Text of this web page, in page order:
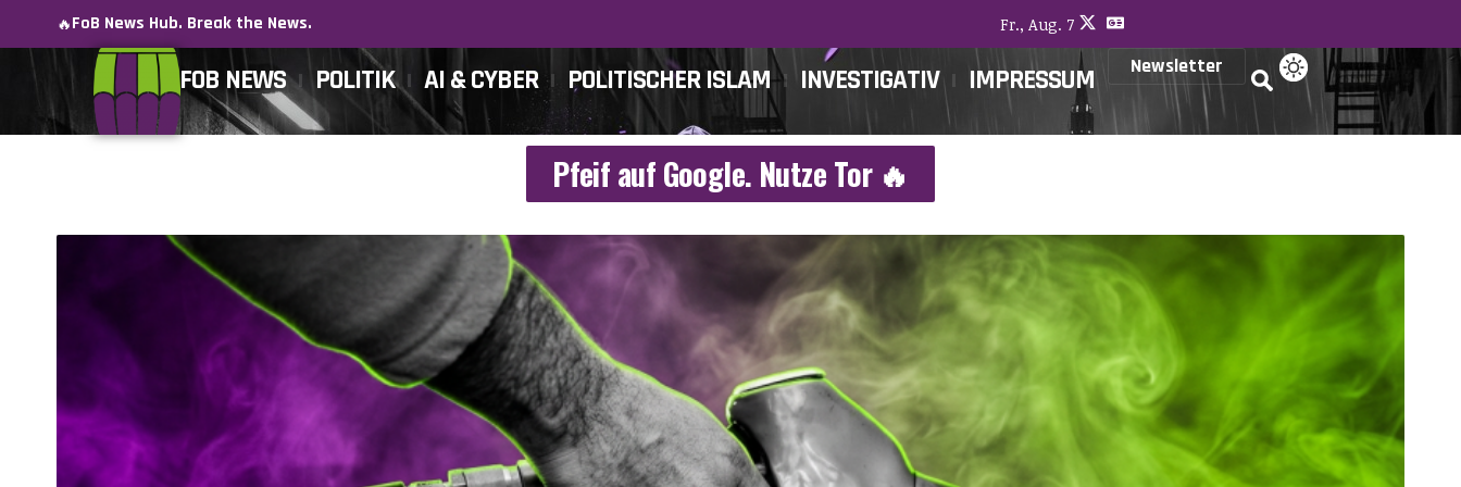
🔥FoB News Hub. Break the News. Fr., Aug. 7
FOB NEWS POLITIK AI & CYBER POLITISCHER ISLAM INVESTIGATIV IMPRESSUM Newsletter
Pfeif auf Google. Nutze Tor 🔥